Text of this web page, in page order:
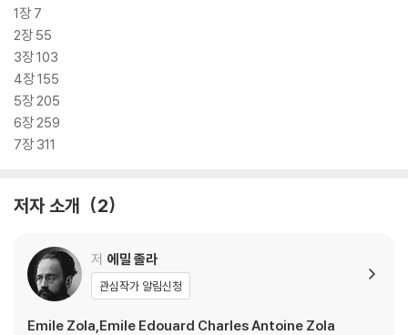
대로가 푸아소니에 거리와 만나는 모퉁이에 위치한 술집의 이름이다. 원래
‘아소무아르(assommoir)’는 ‘때려눕히다’라는 뜻의 동사 assommer
에서 파생된 용어로, 때려서 죽일 수 있는 몽둥이, 혹은 ‘사람을 때려눕힐
정도로 힘든 일’을 뜻하는 보통 명사로 사용되었다. 19세기 중엽 파리의 벨
빌 지역에 가난한 노동자들을 대상으로 ‘알코올로 사람을 때려눕히는
곳’이라는 뜻의 아소무아르라는 이름의 술집이 처음 생긴 뒤 많은 술집이
같은 이름을 내걸었고, 졸라의 소설이 인기를 끌면서 19세기 말에는 ‘값싼
맞아 죽어 가게 될 인물들의 삶을 예고한다.
파리 푸아소니에르 시문의 왼쪽, 샤펠 대로에 자리한 봉쾨르 여관 창문에
서 제르베즈는 새벽 2시까지 랑티에를 기다렸다. 어제 저녁 일자리를 알아
보러 나간 랑티에는 돌아오지 않았다. 제르베즈는 술만 취하면 때리는 아
버지 마카르를 피하려고 랑티에와 동거 후 열네 살에 첫애를, 열여덟 살에
1장 7
2장 55
3장 103
4장 155
5장 205
6장 259
7장 311
저자 소개 2
저 에밀 졸라
관심작가 알림신청
Emile Zola,Emile Edouard Charles Antoine Zola